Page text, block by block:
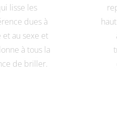
lisse les
dues à
et au sexe et
à tous la
de briller.